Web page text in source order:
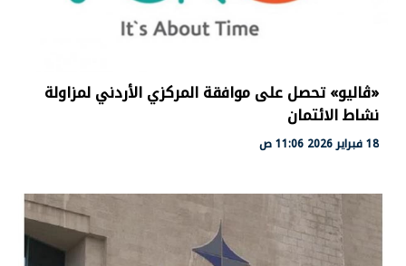
«ڤاليو» تحصل على موافقة المركزي الأردني لمزاولة
نشاط الائتمان
18 فبراير 2026 11:06 ص